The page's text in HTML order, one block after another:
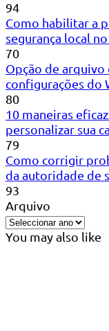
94
Como habilitar a
segurança local
70
Opção de
configurações do
80
10 maneiras
personalizar sua
79
Como corrigir
da autoridade de
93
Arquivo
You may also like